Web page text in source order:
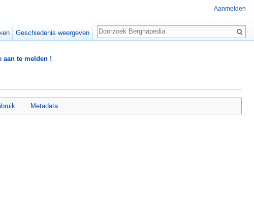
aan te melden !
Metadata
Aanmelden
Geschiedenis weergeven
Zoeken